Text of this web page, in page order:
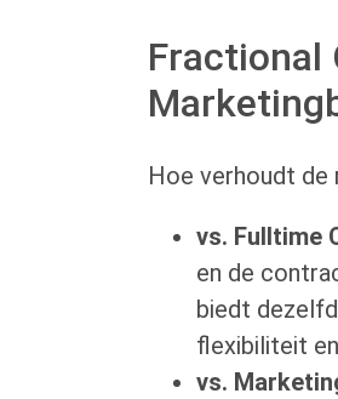
Fractional
Hoe verhoudt
vs. Fulltime
en de
biedt
flexibiliteit
vs.